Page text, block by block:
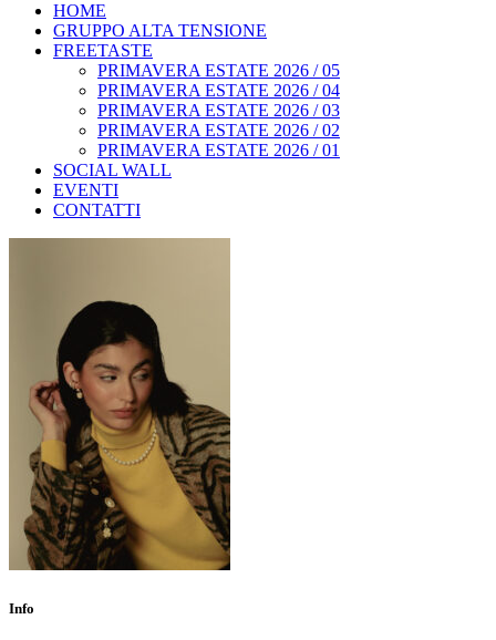
HOME
GRUPPO ALTA TENSIONE
FREETASTE
PRIMAVERA ESTATE 2026 / 05
PRIMAVERA ESTATE 2026 / 04
PRIMAVERA ESTATE 2026 / 03
PRIMAVERA ESTATE 2026 / 02
PRIMAVERA ESTATE 2026 / 01
SOCIAL WALL
EVENTI
CONTATTI
Info